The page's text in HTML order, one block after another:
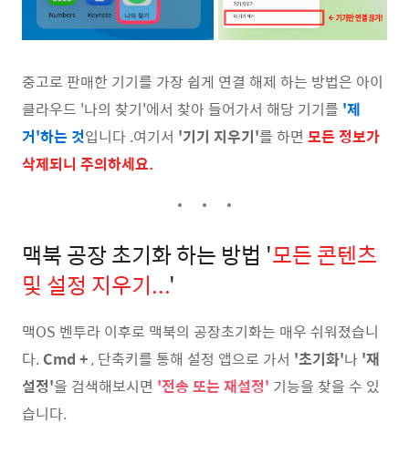
중고로 판매한 기기를 가장 쉽게 연결 해제 하는 방법은 아이
클라우드 '나의 찾기'에서 찾아 들어가서 해당 기기를 '제
거'하는 것입니다 .여기서 '기기 지우기'를 하면 모든 정보가
삭제되니 주의하세요.
맥북 공장 초기화 하는 방법 '모든 콘텐츠
및 설정 지우기...'
맥OS 벤투라 이후로 맥북의 공장초기화는 매우 쉬워졌습니
다. Cmd +, 단축키를 통해 설정 앱으로 가서 '초기화'나 '재
설정'을 검색해보시면 '전송 또는 재설정' 기능을 찾을 수 있
습니다.